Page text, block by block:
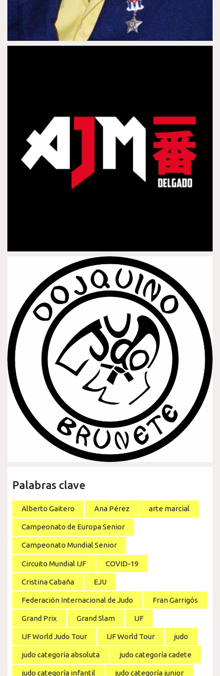
Palabras clave
Alberto Gaitero Ana Pérez arte marcial
Campeonato de Europa Senior
Campeonato Mundial Senior
Circuito Mundial IJF COVID-19
Cristina Cabaña EJU
Federación Internacional de Judo Fran Garrigós
Grand Prix Grand Slam IJF
IJF World Judo Tour IJF World Tour judo
judo categoría absoluta judo categoría cadete
judo categoría infantil judo categoría junior